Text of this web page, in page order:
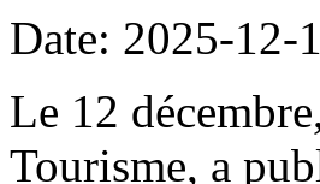
Date: 2025-12-
Le 12
Tourisme, a